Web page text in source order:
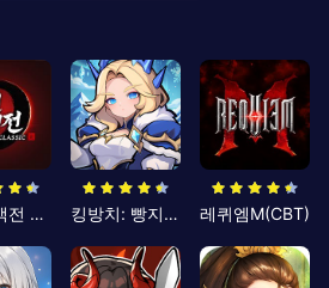
조선협객전 클래식 킹방치: 빵지의 제왕 레퀴엠M(CBT)